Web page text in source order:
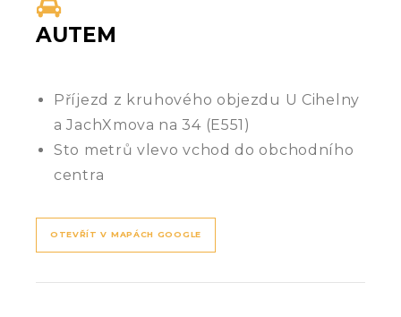
AUTEM
Příjezd z kruhového objezdu U Cihelny
a JachXmova na 34 (E551)
Sto metrů vlevo vchod do obchodního
centra
OTEVŘÍT V MAPÁCH GOOGLE